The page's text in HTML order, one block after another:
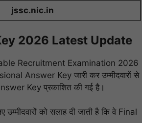
jssc.nic.in
2026 Latest Update
Recruitment Examination 2026
Answer Key जारी कर उम्मीदवारों से
Key प्रकाशित की गई है।
को सलाह दी जाती है कि वे Final